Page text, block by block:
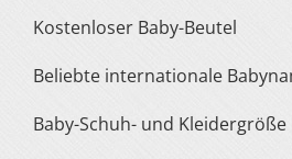
Kostenloser Baby-Beutel
Beliebte internationale
Baby-Schuh- und